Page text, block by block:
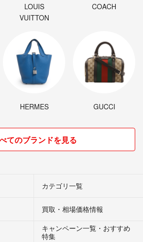
LOUIS
VUITTON
COACH
HERMES GUCCI
てのブランドを見る
カテゴリ一覧
買取・相場価格情報
キャンペーン一覧・おすすめ
特集